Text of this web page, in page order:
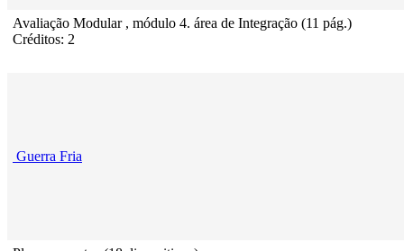
Avaliação Modular , módulo 4. área de Integração (11 pág.)
Créditos: 2
Guerra Fria